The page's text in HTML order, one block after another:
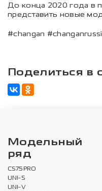
До конца 2020 года в
представить новые
#changan
Поделиться в
Модельный
ряд
CS75PRO
UNI-S
UNI-V